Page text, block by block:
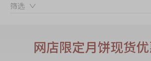
繁體
筛选：
网店限定月饼现货